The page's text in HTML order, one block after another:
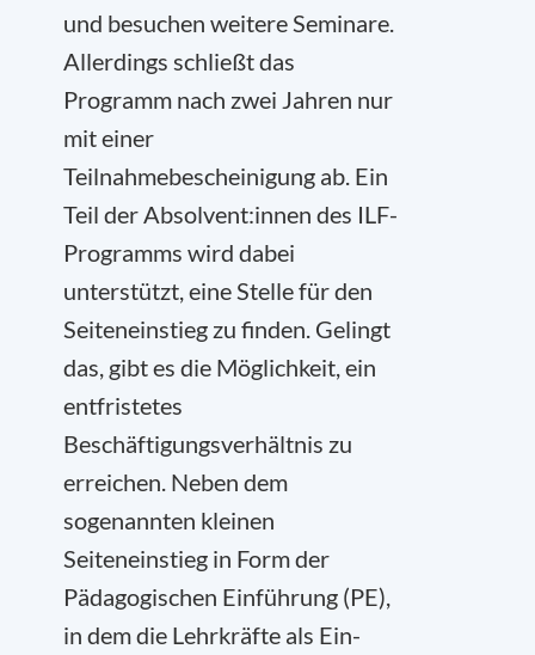
und besuchen weitere Seminare.
Allerdings schließt das
Programm nach zwei Jahren nur
mit einer
Teilnahmebescheinigung ab. Ein
Teil der Absolvent:innen des ILF-
Programms wird dabei
unterstützt, eine Stelle für den
Seiteneinstieg zu finden. Gelingt
das, gibt es die Möglichkeit, ein
entfristetes
Beschäftigungsverhältnis zu
erreichen. Neben dem
sogenannten kleinen
Seiteneinstieg in Form der
Pädagogischen Einführung (PE),
in dem die Lehrkräfte als Ein-